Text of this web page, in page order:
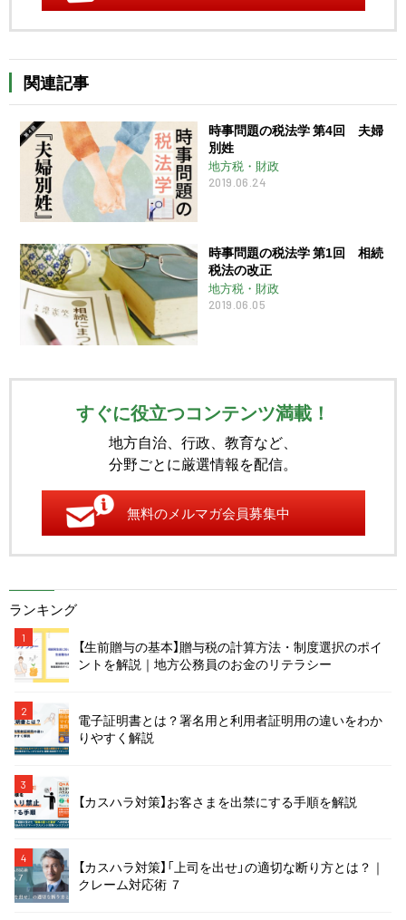
関連記事
時事問題の税法学 第4回 夫婦
別姓
地方税・財政
2019.06.24
時事問題の税法学 第1回 相続
税法の改正
地方税・財政
2019.06.05
すぐに役立つコンテンツ満載！
地方自治、行政、教育など、
分野ごとに厳選情報を配信。
無料のメルマガ会員募集中
ランキング
1
【生前贈与の基本】贈与税の計算方法・制度選択のポイ
ントを解説｜地方公務員のお金のリテラシー
2
電子証明書とは？署名用と利用者証明用の違いをわか
りやすく解説
3
【カスハラ対策】お客さまを出禁にする手順を解説
4
【カスハラ対策】「上司を出せ」の適切な断り方とは？｜
クレーム対応術 ７